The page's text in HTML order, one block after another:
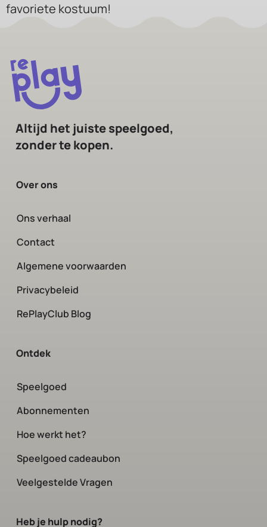
favoriete kostuum!
Altijd het juiste speelgoed,
zonder te kopen.
Over ons
Ons verhaal
Contact
Algemene voorwaarden
Privacybeleid
RePlayClub Blog
Ontdek
Speelgoed
Abonnementen
Hoe werkt het?
Speelgoed cadeaubon
Veelgestelde Vragen
Heb je hulp nodig?